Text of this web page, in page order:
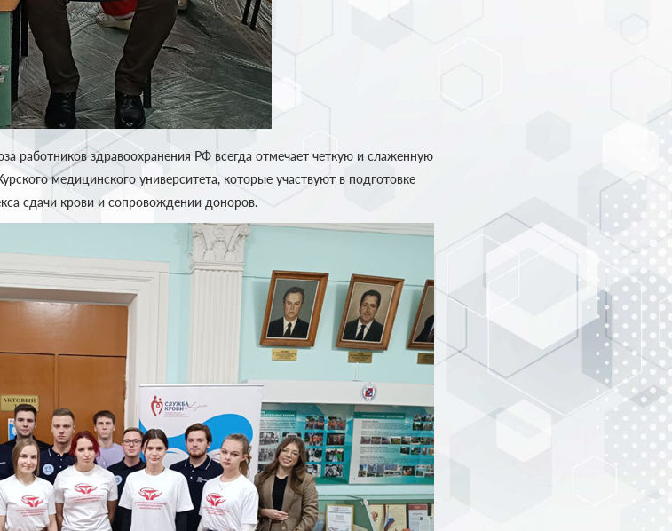
работников здравоохранения РФ всегда отмечает четкую и слаженную
медицинского университета, которые участвуют в подготовке
сдачи крови и сопровождении доноров.